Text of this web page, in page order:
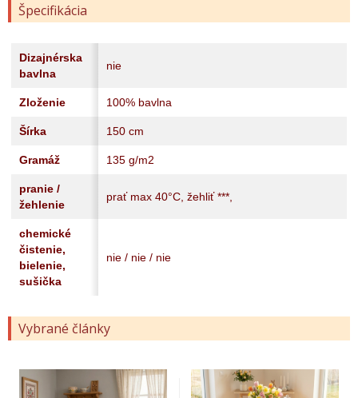
Špecifikácia
Dizajnérska
bavlna
nie
Zloženie 100% bavlna
Šírka 150 cm
Gramáž 135 g/m2
pranie /
žehlenie
prať max 40°C, žehliť ***,
chemické
čistenie,
bielenie,
sušička
nie / nie / nie
Vybrané články